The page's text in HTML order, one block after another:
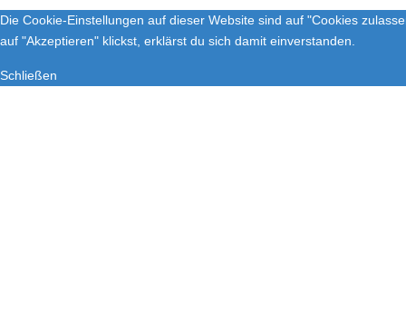
Die Cookie-Einstellungen auf dieser Website sind auf "Cookies
auf "Akzeptieren" klickst, erklärst du sich damit einverstanden.
Schließen